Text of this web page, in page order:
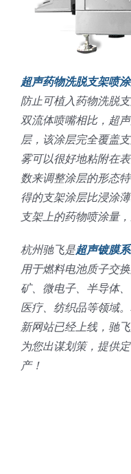
超声药物洗脱支架喷
防止可植入药物洗脱
双流体喷嘴相比，超
层，该涂层完全覆盖
雾可以很好地粘附在
数来调整涂层的形态
得的支架涂层比浸涂
支架上的药物喷涂量
杭州驰飞是超声镀膜
用于燃料电池质子交
矿、微电子、半导体
医疗、纺织品等领域
新网站已经上线，驰
为您出谋划策，提供
产！